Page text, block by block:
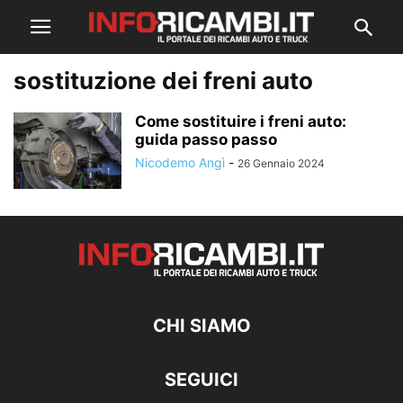
sostituzione dei freni auto
Come sostituire i freni auto:
guida passo passo
Nicodemo Angì - 26 Gennaio 2024
CHI SIAMO
SEGUICI